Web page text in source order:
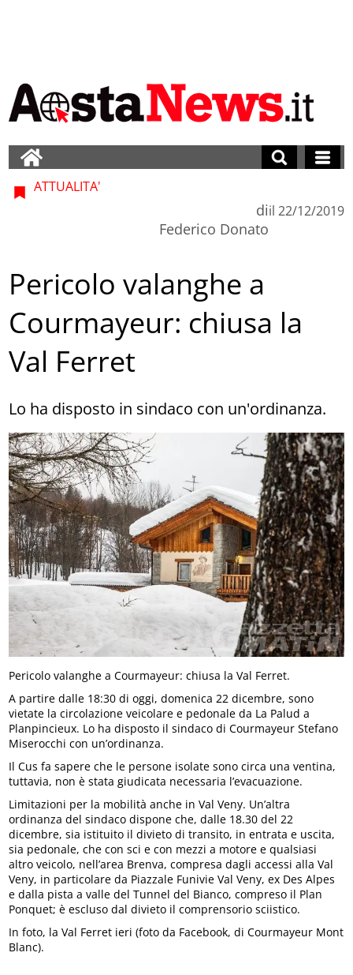
ATTUALITA'
di
Federico Donato
il 22/12/2019
Pericolo valanghe a
Courmayeur: chiusa la
Val Ferret
Lo ha disposto in sindaco con un'ordinanza.
Pericolo valanghe a Courmayeur: chiusa la Val Ferret.
A partire dalle 18:30 di oggi, domenica 22 dicembre, sono
vietate la circolazione veicolare e pedonale da La Palud a
Planpincieux. Lo ha disposto il sindaco di Courmayeur Stefano
Miserocchi con un’ordinanza.
Il Cus fa sapere che le persone isolate sono circa una ventina,
tuttavia, non è stata giudicata necessaria l’evacuazione.
Limitazioni per la mobilità anche in Val Veny. Un’altra
ordinanza del sindaco dispone che, dalle 18.30 del 22
dicembre, sia istituito il divieto di transito, in entrata e uscita,
sia pedonale, che con sci e con mezzi a motore e qualsiasi
altro veicolo, nell’area Brenva, compresa dagli accessi alla Val
Veny, in particolare da Piazzale Funivie Val Veny, ex Des Alpes
e dalla pista a valle del Tunnel del Bianco, compreso il Plan
Ponquet; è escluso dal divieto il comprensorio sciistico.
In foto, la Val Ferret ieri (foto da Facebook, di Courmayeur Mont
Blanc).